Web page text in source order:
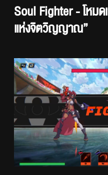
Soul Fighter - โหมด
แห่งจิตวิญญาณ”